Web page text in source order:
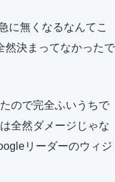
に無くなるなんてこ
然決まってなかったで
ので完全ふいうちで
全然ダメージじゃな
リーダーのウィジ